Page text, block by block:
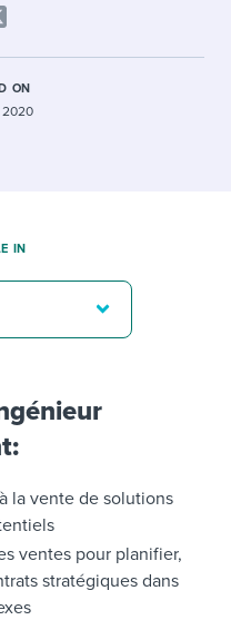
ON
2020
la vente de solutions
ventes pour planifier,
stratégiques dans
IN